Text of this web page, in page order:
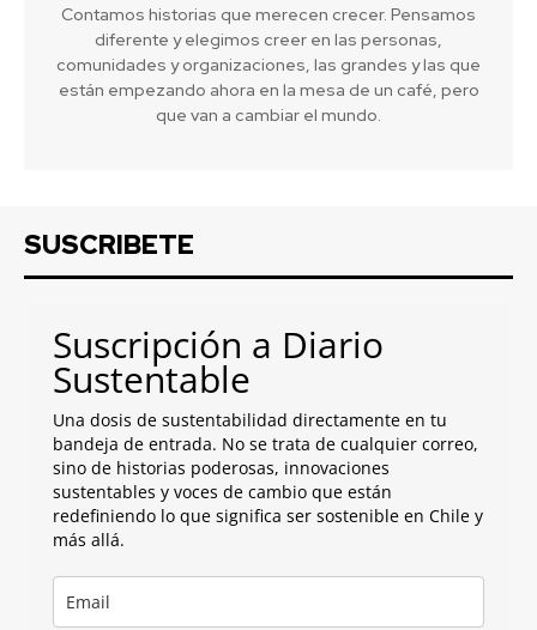
Contamos historias que merecen crecer. Pensamos
diferente y elegimos creer en las personas,
comunidades y organizaciones, las grandes y las que
están empezando ahora en la mesa de un café, pero
que van a cambiar el mundo.
SUSCRIBETE
Suscripción a Diario
Sustentable
Una dosis de sustentabilidad directamente en tu
bandeja de entrada. No se trata de cualquier correo,
sino de historias poderosas, innovaciones
sustentables y voces de cambio que están
redefiniendo lo que significa ser sostenible en Chile y
más allá.